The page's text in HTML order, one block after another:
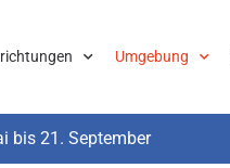
Umgebung
bis 21. September